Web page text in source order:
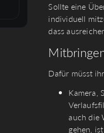
Sollte eine
individuell
dass
Dafür müsst
Kamera,
auch die
gehen,